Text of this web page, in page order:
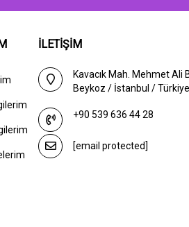
İLETİŞİM
Kavacık Mah. Mehmet Ali
Beykoz / İstanbul / Türkiye
+90 539 636 44 28
[email protected]